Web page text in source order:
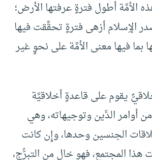
الأمَّة أطول فترةٍ عرفتها الأرض؛
الإِسلام أزهى فترةٍ تحقَّقت فيها
بما فيها معنى الأمَّة على نحوٍ غير
يقوم على قاعدةٍ أخلاقيَّة
الدِّين وتوجيهاته، وهي
الجنسين وحدها، وإِن كانت
المجتمع، فهو خالٍ من التبرُّج،